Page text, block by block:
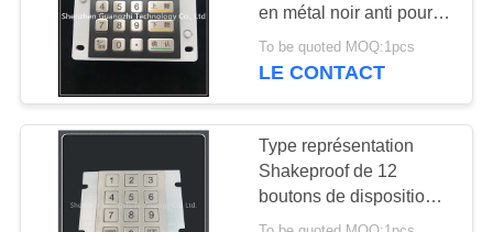
en métal noir anti pour
l'usage extérieur
To be quoted MOQ:1pcs
LE CONTACT
Type représentation
Shakeproof de 12
boutons de disposition
du pavé numérique 3x4